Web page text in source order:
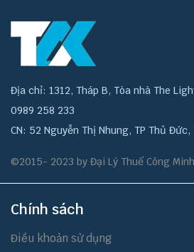
Địa chỉ: 1312, Tháp B, Tòa nhà The
0989 258 233
CN: 52 Nguyễn Thị Nhung, TP Thủ Đức,
©2015- 2023 by Đại Lý Thuế Công
Chính sách
Điều khoản sử dụng